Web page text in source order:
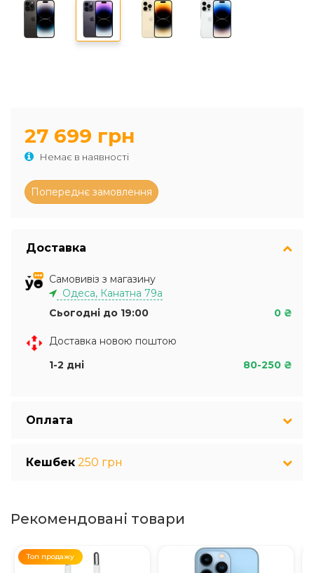
27 699 грн
Немає в наявності
Доставка
Самовивіз з магазину
Одеса, Канатна 79а
Сьогодні до 19:00
0 ₴
Доставка новою поштою
1-2 дні
80-250 ₴
Оплата
Кешбек 250 грн
Рекомендовані товари
Топ продажу